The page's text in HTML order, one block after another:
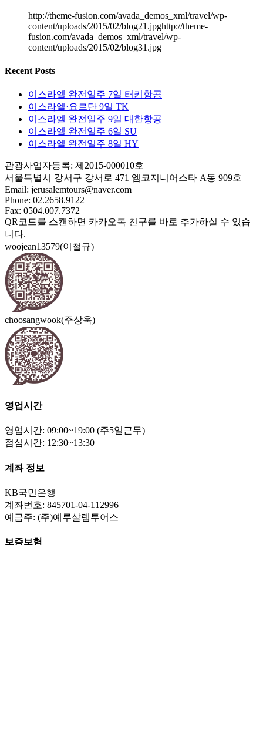
http://theme-fusion.com/avada_demos_xml/travel/wp-
content/uploads/2015/02/blog21.jpghttp://theme-
fusion.com/avada_demos_xml/travel/wp-
content/uploads/2015/02/blog31.jpg
Recent Posts
이스라엘 완전일주 7일 터키항공
이스라엘·요르단 9일 TK
이스라엘 완전일주 9일 대한항공
이스라엘 완전일주 6일 SU
이스라엘 완전일주 8일 HY
관광사업자등록: 제2015-000010호
서울특별시 강서구 강서로 471 엠코지니어스타 A동 909호
Email: jerusalemtours@naver.com
Phone: 02.2658.9122
Fax: 0504.007.7372
QR코드를 스캔하면 카카오톡 친구를 바로 추가하실 수 있습
니다.
woojean13579(이철규)
choosangwook(주상욱)
영업시간
영업시간: 09:00~19:00 (주5일근무)
점심시간: 12:30~13:30
계좌 정보
KB국민은행
계좌번호: 845701-04-112996
예금주: (주)예루살렘투어스
보증보험